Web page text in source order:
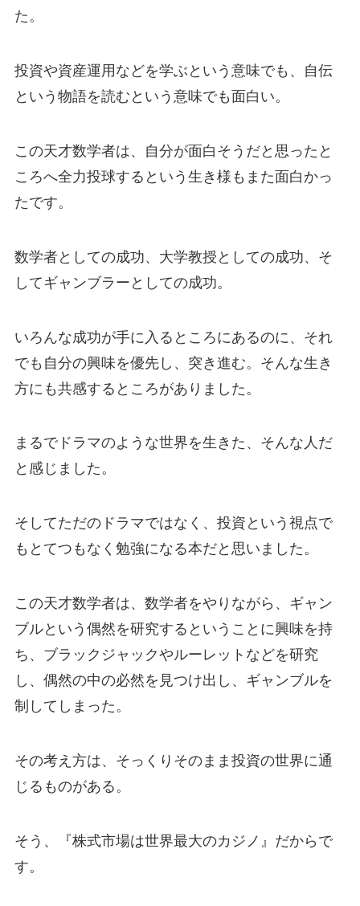
た。
投資や資産運用などを学ぶという意味でも、自伝
という物語を読むという意味でも面白い。
この天才数学者は、自分が面白そうだと思ったと
ころへ全力投球するという生き様もまた面白かっ
たです。
数学者としての成功、大学教授としての成功、そ
してギャンブラーとしての成功。
いろんな成功が手に入るところにあるのに、それ
でも自分の興味を優先し、突き進む。そんな生き
方にも共感するところがありました。
まるでドラマのような世界を生きた、そんな人だ
と感じました。
そしてただのドラマではなく、投資という視点で
もとてつもなく勉強になる本だと思いました。
この天才数学者は、数学者をやりながら、ギャン
ブルという偶然を研究するということに興味を持
ち、ブラックジャックやルーレットなどを研究
し、偶然の中の必然を見つけ出し、ギャンブルを
制してしまった。
その考え方は、そっくりそのまま投資の世界に通
じるものがある。
そう、『株式市場は世界最大のカジノ』だからで
す。